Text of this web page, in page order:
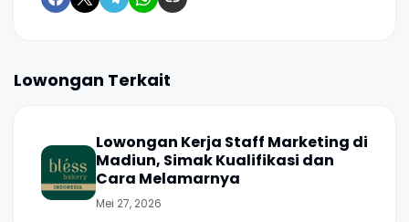
Lowongan Terkait
Lowongan Kerja Staff Marketing di
Madiun, Simak Kualifikasi dan
Cara Melamarnya
Mei 27, 2026